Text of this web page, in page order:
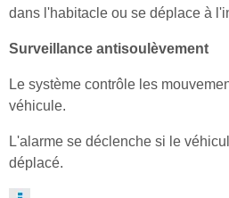
dans l'habitacle ou se déplace à
Surveillance antisoulèvement
Le système contrôle les
véhicule.
L'alarme se déclenche si le
déplacé.